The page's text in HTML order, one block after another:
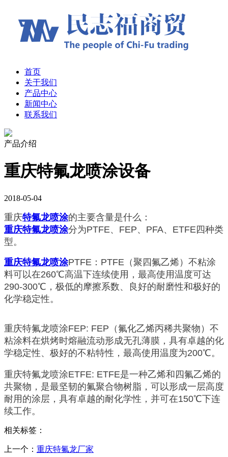
首页
关于我们
产品中心
新闻中心
联系我们
产品介绍
重庆特氟龙喷涂设备
2018-05-04
重庆特氟龙喷涂的主要含量是什么：
重庆特氟龙喷涂分为PTFE、FEP、PFA、ETFE四种类
型。
重庆特氟龙喷涂PTFE：PTFE（聚四氟乙烯）不粘涂
料可以在260℃高温下连续使用，最高使用温度可达
290-300℃，极低的摩擦系数、良好的耐磨性和极好的
化学稳定性。
重庆特氟龙喷涂FEP: FEP（氟化乙烯丙稀共聚物）不
粘涂料在烘烤时熔融流动形成无孔薄膜，具有卓越的化
学稳定性、极好的不粘特性，最高使用温度为200℃。
重庆特氟龙喷涂ETFE: ETFE是一种乙烯和四氟乙烯的
共聚物，是最坚韧的氟聚合物树脂，可以形成一层高度
耐用的涂层，具有卓越的耐化学性，并可在150℃下连
续工作。
相关标签：
上一个： 重庆特氟龙厂家